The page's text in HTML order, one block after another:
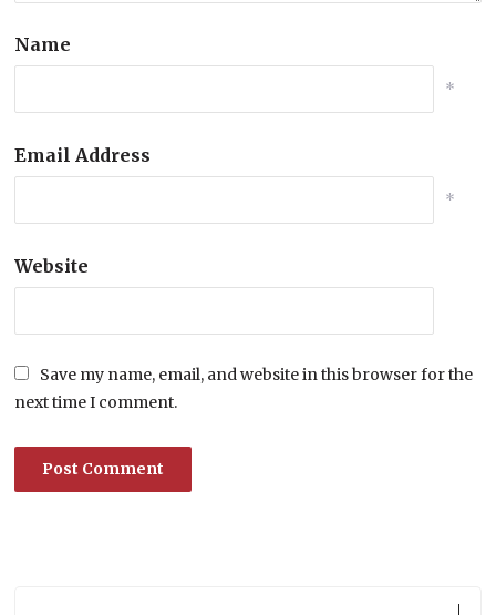
Name
*
Email Address
*
Website
Save my name, email, and website in this browser for the
next time I comment.